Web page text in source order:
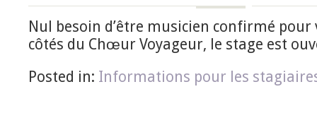
Nul besoin d’être musicien confirmé
côtés du Chœur Voyageur, le stage est
Posted in: Informations pour les